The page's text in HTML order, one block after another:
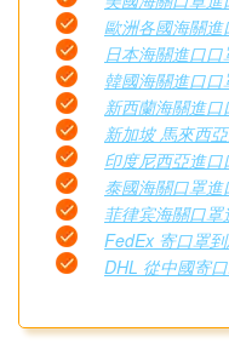
歐洲各國海關
日本海關進口
韓國海關進口口
新西蘭海關進
新加坡 馬來西
印度尼西亞進
泰國海關口罩進
菲律宾海關口罩
FedEx 寄口罩
DHL 從中國寄